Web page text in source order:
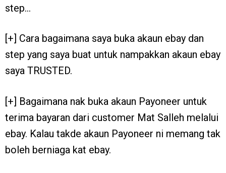
step…
[+] Cara bagaimana saya buka akaun ebay dan
step yang saya buat untuk nampakkan akaun ebay
saya TRUSTED.
[+] Bagaimana nak buka akaun Payoneer untuk
terima bayaran dari customer Mat Salleh melalui
ebay. Kalau takde akaun Payoneer ni memang tak
boleh berniaga kat ebay.